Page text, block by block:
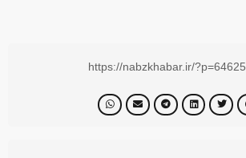
https://nabzkhabar.ir/?p=64625